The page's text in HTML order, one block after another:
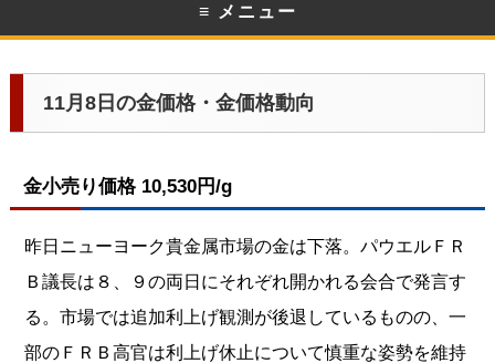
≡ メニュー
11月8日の金価格・金価格動向
金小売り価格 10,530円/g
昨日ニューヨーク貴金属市場の金は下落。パウエルＦＲ
Ｂ議長は８、９の両日にそれぞれ開かれる会合で発言す
る。市場では追加利上げ観測が後退しているものの、一
部のＦＲＢ高官は利上げ休止について慎重な姿勢を維持